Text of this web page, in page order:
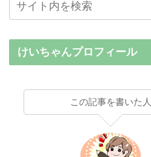
けいちゃんプロフィール
この記事を書いた人